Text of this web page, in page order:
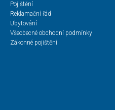
Pojištění
Reklamační řád
Ubytování
Všeobecné obchodní podmínky
Zákonné pojištění